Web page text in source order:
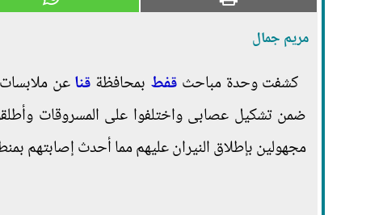
مريم جمال
كشفت وحدة مباحث قفط بمحافظة قنا
ضمن تشكيل عصابى واختلفوا على المسروقات
مجهولين بإطلاق النيران عليهم مما أحدث إصابتهم